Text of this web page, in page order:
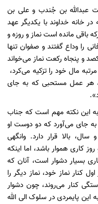
عبدالله بن جُندب و علی بن
خانه خداوند با یکدیگر عهد
باقی مانده است نماز و روزه و
را وداع گفتند و صفوان تنها
و پنجاه رکعت نماز می‌خواند
مال خود را تزکیه می‌کرد،
هر عمل مستحبی که به جای
این نکته مهم است که جناب
به جای می‌آورد که دو دوست او
بالا قرار دارد. وانگهی
کاری هموار باشد، اما اینکه
بسیار دشوار است، آنان که
کنار نماز خود، نماز دیگر را
کنار می‌روند، چون دشوار
این پایمردی در سلوک الی الله